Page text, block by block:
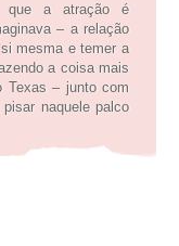
que a atração é
– a relação
mesma e temer a
a coisa mais
Texas – junto com
naquele palco